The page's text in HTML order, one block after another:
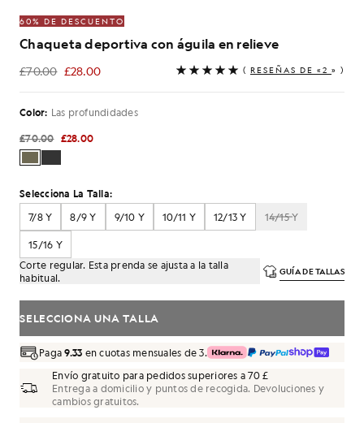
60% DE DESCUENTO
Chaqueta deportiva con águila en relieve
£70.00 £28.00
£28.00 ( RESEÑAS DE «2 » )
Color: Las profundidades
£70.00 £28.00
Selecciona La Talla:
7/8 Y
8/9 Y 9/10 Y 10/11 Y 12/13 Y 14/15 Y
15/16 Y
Corte regular. Esta prenda se ajusta a la talla
habitual.
GUÍA DE TALLAS
SELECCIONA UNA TALLA
Paga9.33 en cuotas mensuales de 3.
Envío gratuito para pedidos superiores a 70 £
Entrega a domicilio y puntos de recogida. Devoluciones y
cambios gratuitos.